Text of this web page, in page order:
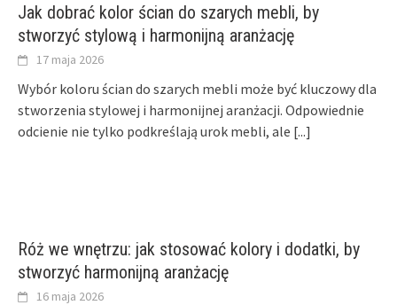
Jak dobrać kolor ścian do szarych mebli, by
stworzyć stylową i harmonijną aranżację
17 maja 2026
Wybór koloru ścian do szarych mebli może być kluczowy dla
stworzenia stylowej i harmonijnej aranżacji. Odpowiednie
odcienie nie tylko podkreślają urok mebli, ale [...]
Róż we wnętrzu: jak stosować kolory i dodatki, by
stworzyć harmonijną aranżację
16 maja 2026